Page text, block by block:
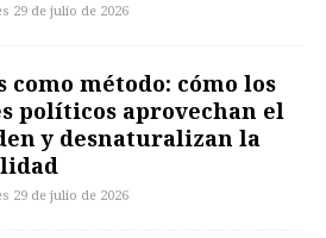
29 de julio de 2026
como método: cómo los
políticos aprovechan el
y desnaturalizan la
29 de julio de 2026